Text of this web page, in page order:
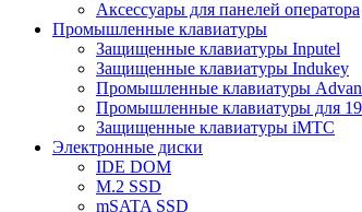
Аксессуары для панелей оператора
Промышленные клавиатуры
Защищенные клавиатуры Inputel
Защищенные клавиатуры Indukey
Промышленные клавиатуры
Промышленные клавиатуры для
Защищенные клавиатуры iMTC
Электронные диски
IDE DOM
M.2 SSD
mSATA SSD